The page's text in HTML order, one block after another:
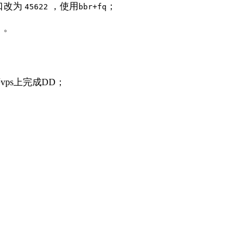
改为 45622 ，使用 bbr+fq ；
上完成DD；